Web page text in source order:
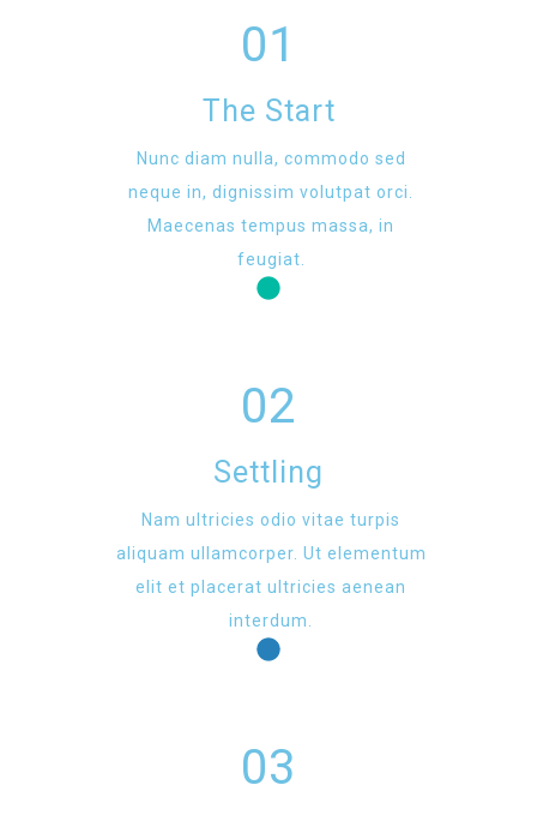
01
The Start
Nunc diam nulla, commodo sed
neque in, dignissim volutpat orci.
Maecenas tempus massa, in
feugiat.
02
Settling
Nam ultricies odio vitae turpis
aliquam ullamcorper. Ut elementum
elit et placerat ultricies aenean
interdum.
03